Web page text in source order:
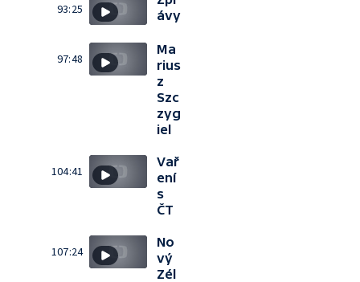
93:25
ávy
97:48
Ma
rius
z
Szc
zyg
iel
104:41
Vař
ení
s
ČT
107:24
No
vý
Zél